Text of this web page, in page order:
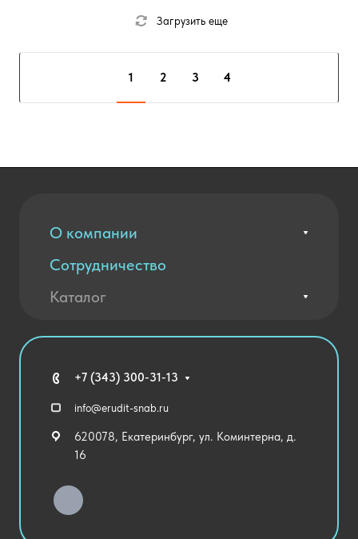
Загрузить еще
1 2 3 4
О компании
Вакансии
Контакты
Благодарственные письма
Сотрудничество
Оплата и доставка
Каталог
Технические средства обучения
Спортивный зал
Уличное оборудование
Хозяйственные Товары
+7 (343) 300-31-13
info@erudit-snab.ru
620078, Екатеринбург, ул. Коминтерна, д.
16